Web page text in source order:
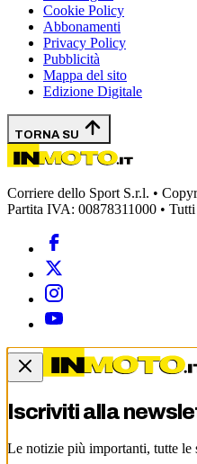
Cookie Policy
Abbonamenti
Privacy Policy
Pubblicità
Mappa del sito
Edizione Digitale
TORNA SU
Corriere dello Sport S.r.l. •
Partita IVA: 00878311000 •
Iscriviti alla
Le notizie più importanti, tutte le